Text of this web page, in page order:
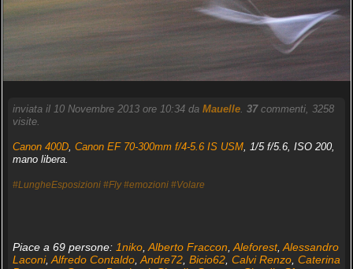
inviata il 10 Novembre 2013 ore 10:34 da Mauelle. 37commenti, 3258
visite.
Canon 400D, Canon EF 70-300mm f/4-5.6 IS USM, 1/5 f/5.6, ISO 200,
mano libera.
#LungheEsposizioni #Fly #emozioni #Volare
Piace a 69 persone: 1niko, Alberto Fraccon Aleforest, Alessandro
Laconi, Alfredo Contaldo, Andre72, Bicio62, Calvi Renzo, Caterina